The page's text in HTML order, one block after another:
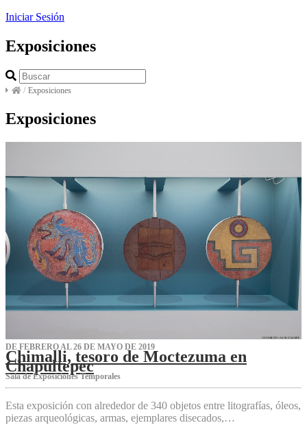
Iniciar Sesión
Exposiciones
/ Exposiciones
Exposiciones
DE FEBRERO AL 26 DE MAYO DE 2019
Chimalli, tesoro de Moctezuma en
Chapultepec
Sala de Exposiciones Temporales
Esta exposición con alrededor de 340 objetos entre litografías, óleos,
piezas arqueológicas, armas, ejemplares disecados,…